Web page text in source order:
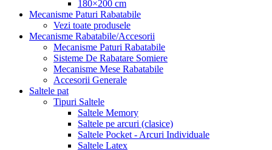
180×200 cm
Mecanisme Paturi Rabatabile
Vezi toate produsele
Mecanisme Rabatabile/Accesorii
Mecanisme Paturi Rabatabile
Sisteme De Rabatare Somiere
Mecanisme Mese Rabatabile
Accesorii Generale
Saltele pat
Tipuri Saltele
Saltele Memory
Saltele pe arcuri (clasice)
Saltele Pocket - Arcuri Individuale
Saltele Latex